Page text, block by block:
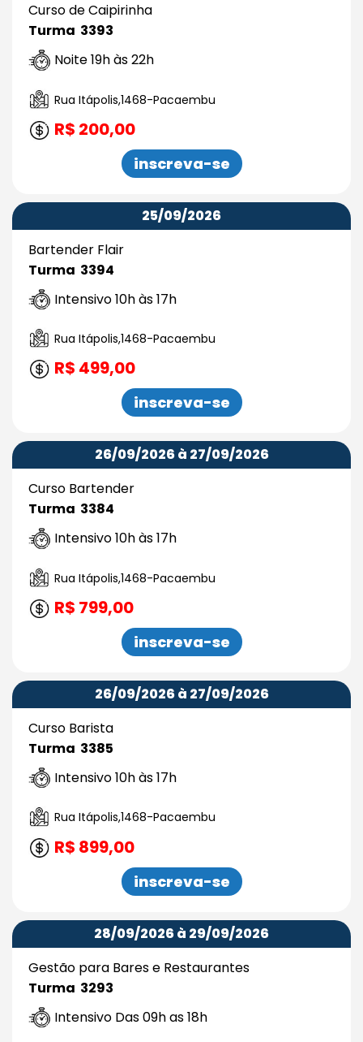
Curso de Caipirinha
Turma 3393
Noite 19h às 22h
Rua Itápolis,1468-Pacaembu
R$ 200,00
inscreva-se
25/09/2026
Bartender Flair
Turma 3394
Intensivo 10h às 17h
Rua Itápolis,1468-Pacaembu
R$ 499,00
inscreva-se
26/09/2026 à 27/09/2026
Curso Bartender
Turma 3384
Intensivo 10h às 17h
Rua Itápolis,1468-Pacaembu
R$ 799,00
inscreva-se
26/09/2026 à 27/09/2026
Curso Barista
Turma 3385
Intensivo 10h às 17h
Rua Itápolis,1468-Pacaembu
R$ 899,00
inscreva-se
28/09/2026 à 29/09/2026
Gestão para Bares e Restaurantes
Turma 3293
Intensivo Das 09h as 18h